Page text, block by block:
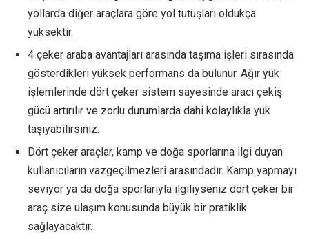
yollarda diğer araçlara göre yol tutuşları oldukça
yüksektir.
4 çeker araba avantajları arasında taşıma işleri sırasında
gösterdikleri yüksek performans da bulunur. Ağır yük
işlemlerinde dört çeker sistem sayesinde aracı çekiş
gücü artırılır ve zorlu durumlarda dahi kolaylıkla yük
taşıyabilirsiniz.
Dört çeker araçlar, kamp ve doğa sporlarına ilgi duyan
kullanıcıların vazgeçilmezleri arasındadır. Kamp yapmayı
seviyor ya da doğa sporlarıyla ilgiliyseniz dört çeker bir
araç size ulaşım konusunda büyük bir pratiklik
sağlayacaktır.